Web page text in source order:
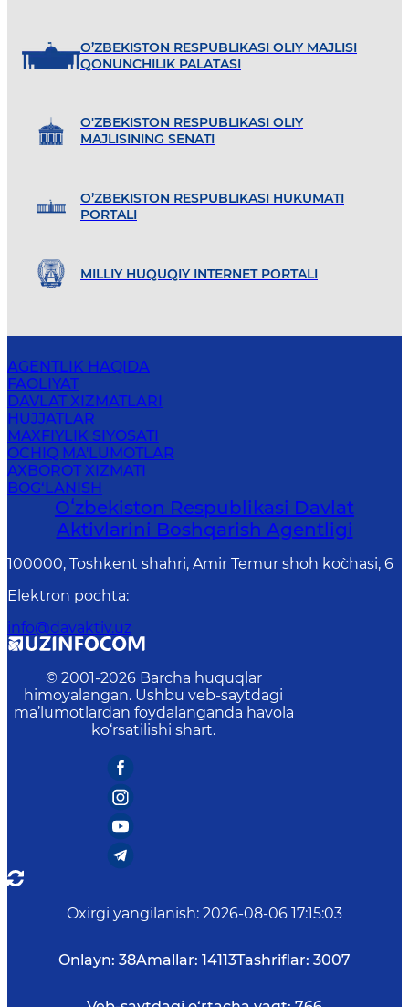
O’ZBEKISTON RESPUBLIKASI OLIY MAJLISI
QONUNCHILIK PALATASI
O'ZBEKISTON RESPUBLIKASI OLIY
MAJLISINING SENATI
O’ZBEKISTON RESPUBLIKASI HUKUMATI
PORTALI
MILLIY HUQUQIY INTERNET PORTALI
AGENTLIK HAQIDA
FAOLIYAT
DAVLAT XIZMATLARI
HUJJATLAR
MAXFIYLIK SIYOSATI
OCHIQ MA'LUMOTLAR
AXBOROT XIZMATI
BOG‘LANISH
Oʻzbekiston Respublikasi Davlat
Aktivlarini Boshqarish Agentligi
100000, Toshkent shahri, Amir Temur shoh ko`chasi, 6
Elektron pochta:
info@davaktiv.uz
© 2001-2026 Barcha huquqlar
himoyalangan. Ushbu veb-saytdagi
ma’lumotlardan foydalanganda havola
ko‘rsatilishi shart.
Oxirgi yangilanish: 2026-08-06 17:15:03
Onlayn: 38Amallar: 14113Tashriflar: 3007